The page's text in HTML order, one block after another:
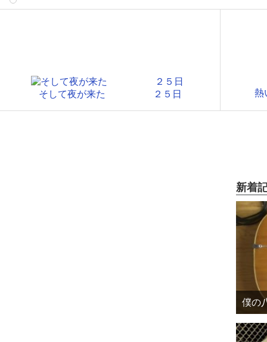
そして夜が来た ２５日
新着
僕の